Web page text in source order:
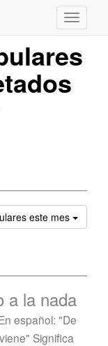
este mes
a la nada
español: "De
Significa